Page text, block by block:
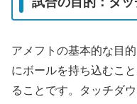
アメフトの基本的な目
にボールを持ち込むこ
ることです。タッチダ